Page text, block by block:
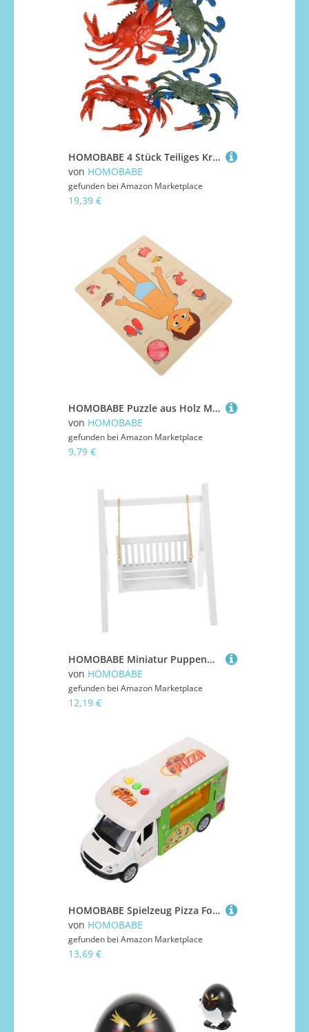
HOMOBABE 4 Stück Teiliges Krebs für Realistische Bunte Krabbenmodelle aus Sicherem Material Schwimmfähig für Badewanne und Pool Pädagogisch und Kreativ Fördernd
von HOMOBABE
gefunden bei Amazon Marketplace
19,39 €
HOMOBABE Puzzle aus Holz Menschlicher Körper Pädagogisches Lernspielzeug zur Organkunde Vorschul Lehrmittel für Wissen über Körperstruktur und Organe
von HOMOBABE
gefunden bei Amazon Marketplace
9,79 €
HOMOBABE Miniatur Puppenhaus Schaukel aus Weißem Langlebiges Miniaturspielzeug Perfektes Puppenhaus Zubehör Geeignet als Desktop Fotorequisite und Heimornament
von HOMOBABE
gefunden bei Amazon Marketplace
12,19 €
HOMOBABE Spielzeug Pizza Food Truck Für Junge Mädchen Kunststoff Imbisswagen Spielset Mit Kochgeschirr Zum Spielen Rollenspiele Essen Spielzeug Für Kleinkinder
von HOMOBABE
gefunden bei Amazon Marketplace
13,69 €